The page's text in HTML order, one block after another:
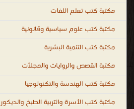
مكتبة كتب تعلم اللغات
مكتبة كتب علوم سياسية وقانونية
مكتبة كتب التنمية البشرية
مكتبة القصص والروايات والمجلّات
مكتبة كتب الهندسة والتكنولوجيا
مكتبة كتب الأسرة والتربية الطبخ والديكور